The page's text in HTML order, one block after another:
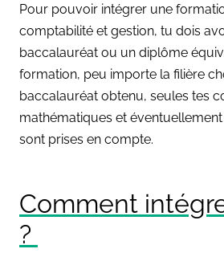
Pour pouvoir intégrer une
comptabilité et gestion, tu dois
baccalauréat ou un diplôme
formation, peu importe la filière
baccalauréat obtenu, seules tes
mathématiques et
sont prises en compte.
Comment
?